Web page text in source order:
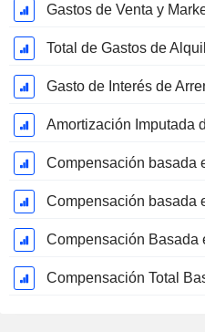
Gastos de Venta y
Total de Gastos de
Compensación Total